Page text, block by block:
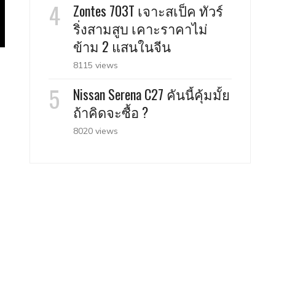
Zontes 703T เจาะสเป็ค ทัวร์
ริ่งสามสูบ เคาะราคาไม่
ข้าม 2 แสนในจีน
8115 views
Nissan Serena C27 คันนี้คุ้มมั้ย
ถ้าคิดจะซื้อ ?
8020 views